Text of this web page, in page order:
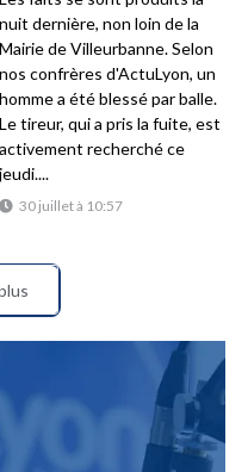
30 juillet à 10:57
nuit dernière, non loin de la
Mairie de Villeurbanne. Selon
nos confrères d'ActuLyon, un
homme a été blessé par balle.
Le tireur, qui a pris la fuite, est
activement recherché ce
jeudi....